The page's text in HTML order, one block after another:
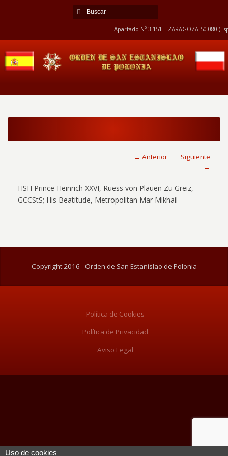
Apartado Nº 3.151 – ZARAGOZA-50.080
← Anterior
Siguiente
→
HSH Prince Heinrich XXVI, Ruess von Plauen Zu Greiz,
GCCStS; His Beatitude, Metropolitan Mar Mikhail
Copyright 2016 - Orden de San Estanislao de Polonia
Política de Cookies
Política de Privacidad
Aviso Legal
Uso de cookies